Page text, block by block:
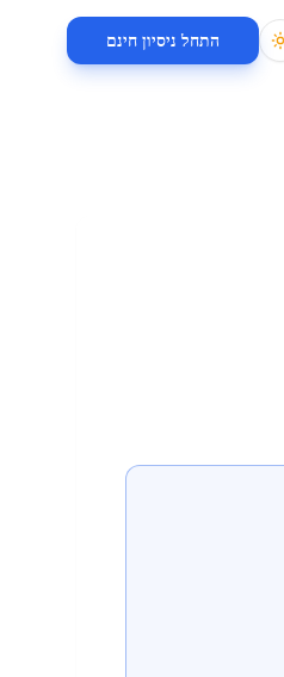
Toggle themeהתחל ניסיון חינם